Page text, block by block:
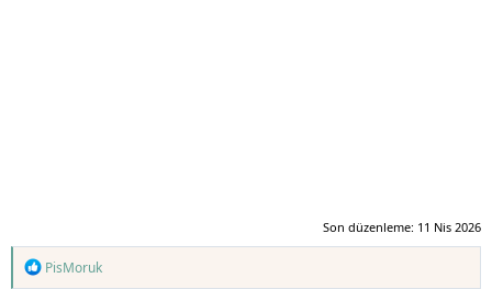
Son düzenleme: 11 Nis 2026
T
PisMoruk